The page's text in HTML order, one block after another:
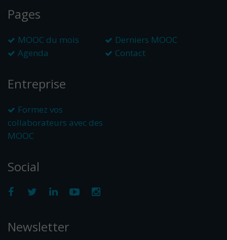
Pages
MOOC du mois
Derniers MOOC
Agenda
Contact
Entreprise
Formez vos
collaborateurs avec des
MOOC
Social
Newsletter